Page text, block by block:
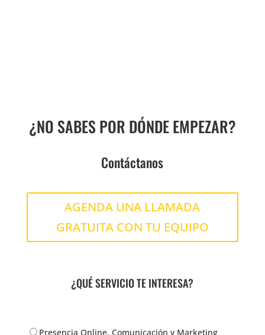
¿NO SABES POR DÓNDE EMPEZAR?
Contáctanos
AGENDA UNA LLAMADA
GRATUITA CON TU EQUIPO
¿QUÉ SERVICIO TE INTERESA?
Presencia Online, Comunicación y Marketing